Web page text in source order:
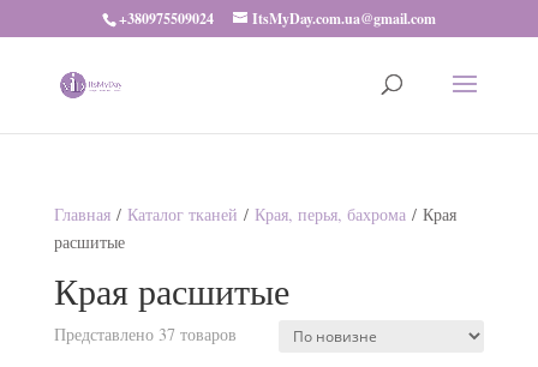
+380975509024 ItsMyDay.com.ua@gmail.com
Главная/ Каталог тканей / Края, перья, бахрома/ Края
расшитые
Края расшитые
Представлено 37 товаров